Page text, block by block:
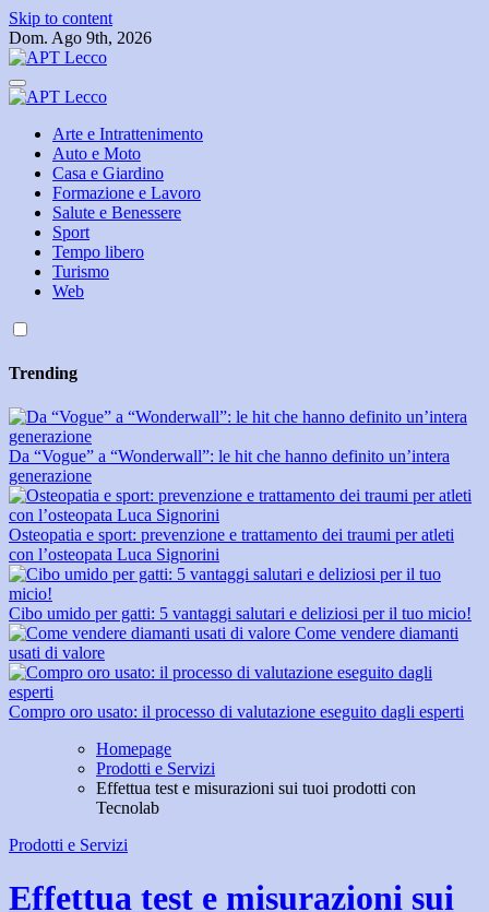
Skip to content
Dom. Ago 9th, 2026
Arte e Intrattenimento
Auto e Moto
Casa e Giardino
Formazione e Lavoro
Salute e Benessere
Sport
Tempo libero
Turismo
Web
Trending
Da “Vogue” a “Wonderwall”: le hit che hanno definito un’intera
generazione
Osteopatia e sport: prevenzione e trattamento dei traumi per atleti
con l’osteopata Luca Signorini
Cibo umido per gatti: 5 vantaggi salutari e deliziosi per il tuo micio!
Come vendere diamanti
usati di valore
Compro oro usato: il processo di valutazione eseguito dagli esperti
Homepage
Prodotti e Servizi
Effettua test e misurazioni sui tuoi prodotti con
Tecnolab
Prodotti e Servizi
Effettua test e misurazioni sui